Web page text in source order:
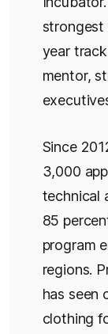
strongest
year
mentor,
Since
3,000
technical
85
program
regions.
has seen
clothing